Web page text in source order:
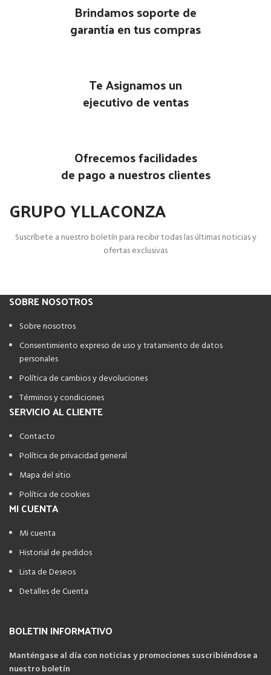
Brindamos soporte de
garantía en tus compras
Te Asignamos un
ejecutivo de ventas
Ofrecemos facilidades
de pago a nuestros clientes
GRUPO YLLACONZA
Suscríbete a nuestro boletín para recibir todas las últimas noticias y
ofertas exclusivas
SOBRE NOSOTROS
Sobre nosotros
Consentimiento expreso de uso y tratamiento de datos
personales
Política de cambios y devoluciones
Términos y condiciones
SERVICIO AL CLIENTE
Contacto
Política de privacidad general
Mapa del sitio
Política de cookies
MI CUENTA
Mi cuenta
Historial de pedidos
Lista de Deseos
Detalles de Cuenta
BOLETIN INFORMATIVO
Manténgase al día con noticias y promociones suscribiéndose a
nuestro boletín